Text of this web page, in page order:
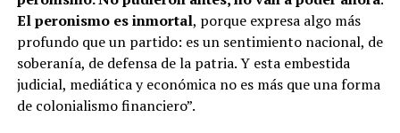
El peronismo es inmortal, porque expresa algo más
profundo que un partido: es un sentimiento nacional, de
soberanía, de defensa de la patria. Y esta embestida
judicial, mediática y económica no es más que una forma
de colonialismo financiero”.